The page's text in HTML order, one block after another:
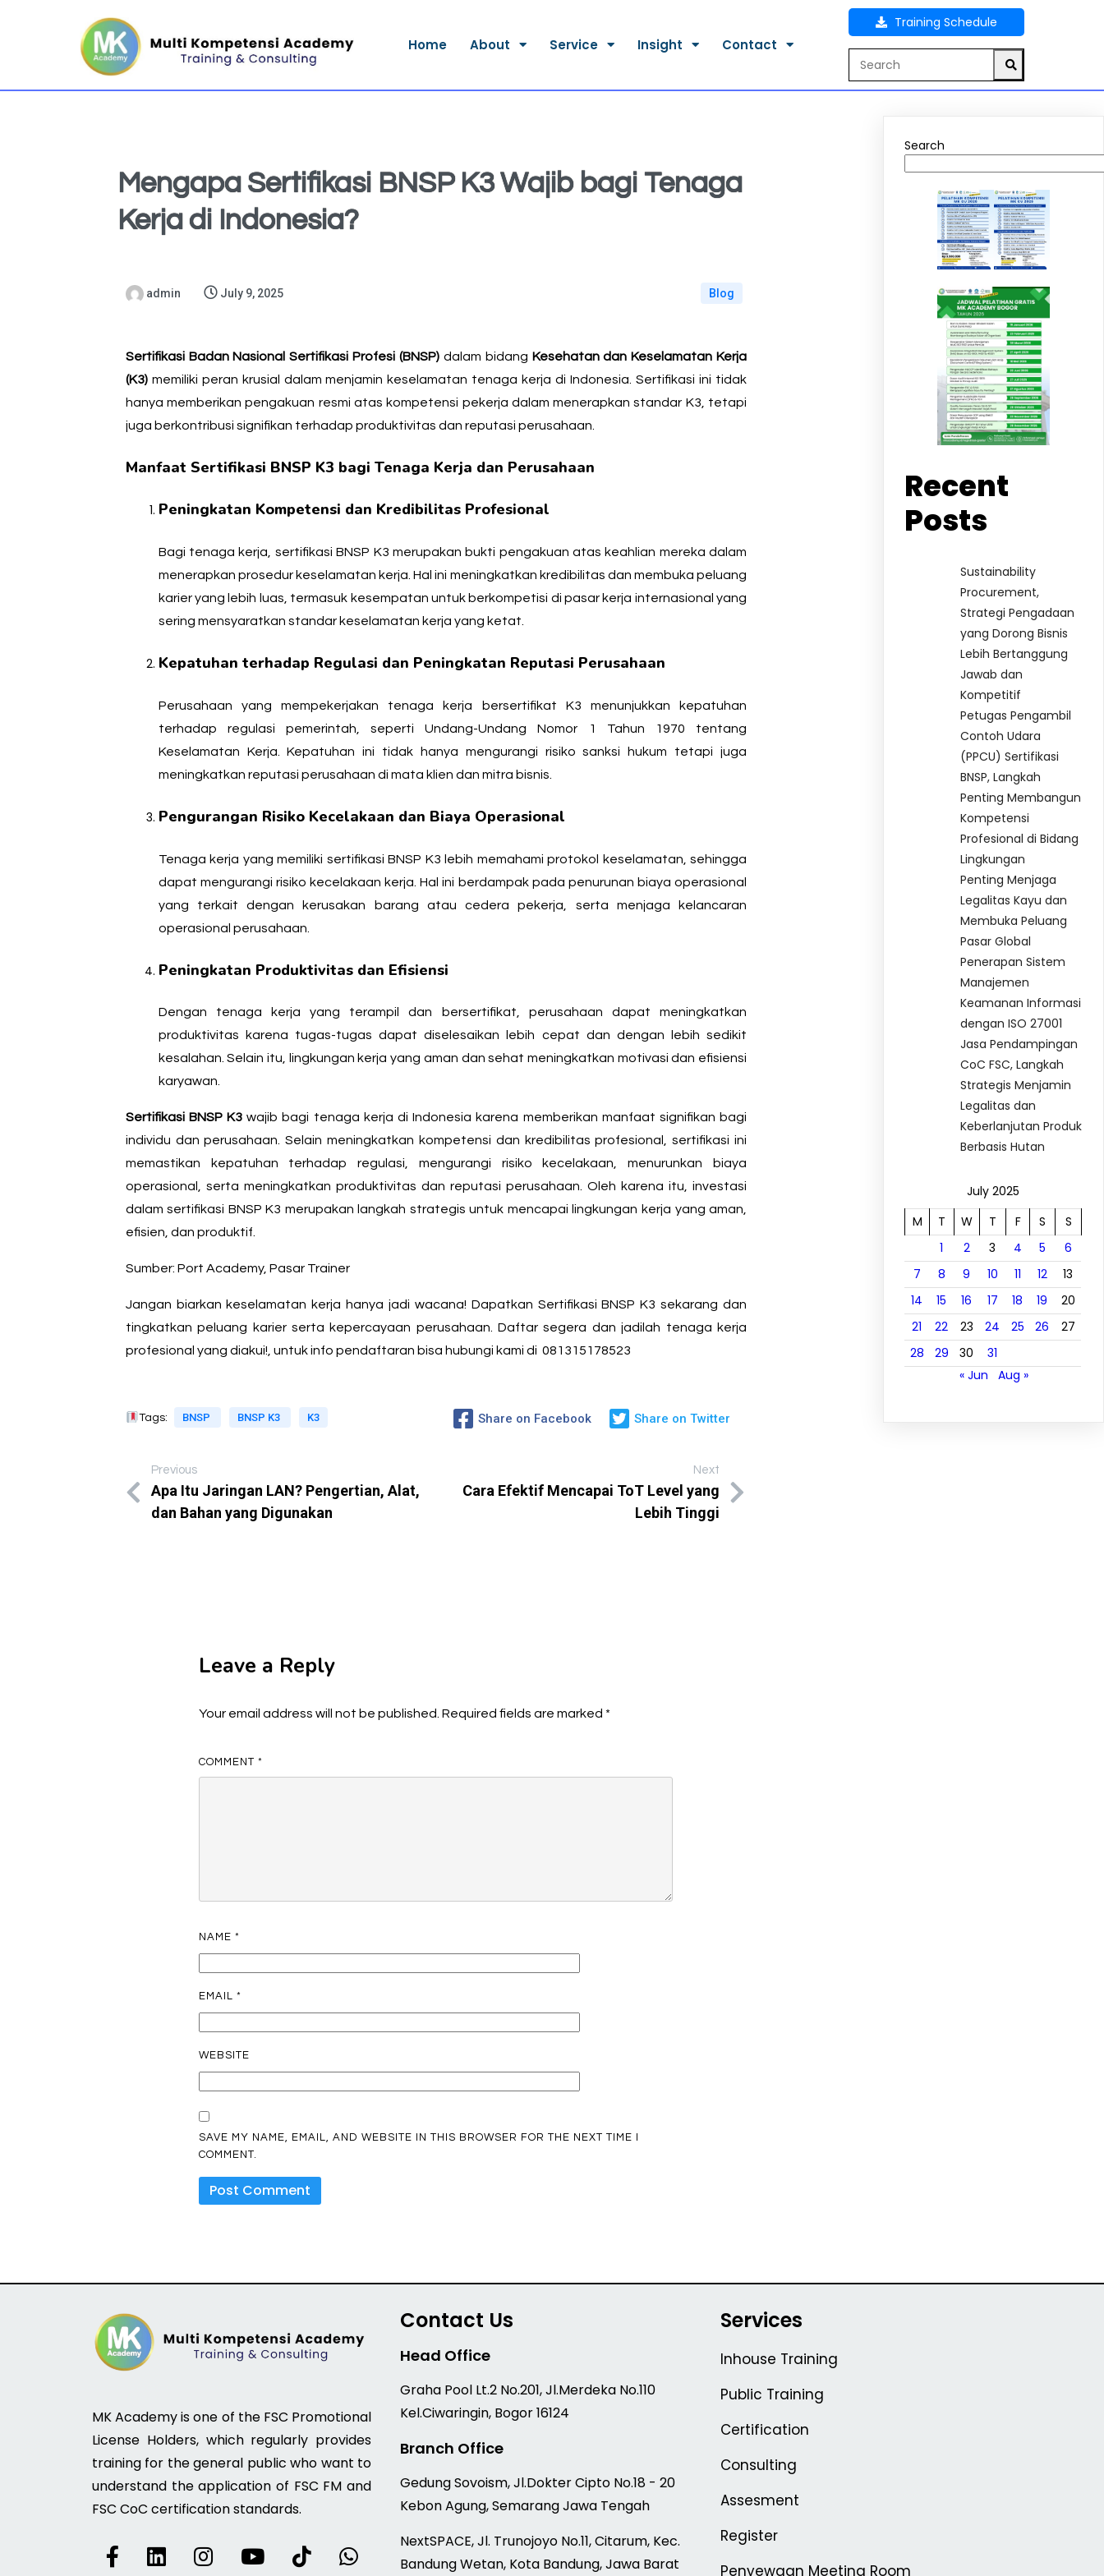
Home About Service Insight Contact
Training Schedule
Mengapa Sertifikasi BNSP K3 Wajib bagi Tenaga
Kerja di Indonesia?
admin July 9, 2025 Blog
Sertifikasi Badan Nasional Sertifikasi Profesi (BNSP)dalam bidang Kesehatan dan Keselamatan Kerja
(K3)memiliki peran krusial dalam menjamin keselamatan tenaga kerja di Indonesia. Sertifikasi ini tidak
hanya memberikan pengakuan resmi atas kompetensi pekerja dalam menerapkan standar K3, tetapi
juga berkontribusi signifikan terhadap produktivitas dan reputasi perusahaan.
Manfaat Sertifikasi BNSP K3 bagi Tenaga Kerja dan Perusahaan
Peningkatan Kompetensi dan Kredibilitas Profesional
Bagi tenaga kerja, sertifikasi BNSP K3 merupakan bukti pengakuan atas keahlian mereka dalam
menerapkan prosedur keselamatan kerja. Hal ini meningkatkan kredibilitas dan membuka peluang
karier yang lebih luas, termasuk kesempatan untuk berkompetisi di pasar kerja internasional yang
sering mensyaratkan standar keselamatan kerja yang ketat.
Kepatuhan terhadap Regulasi dan Peningkatan Reputasi Perusahaan
Perusahaan yang mempekerjakan tenaga kerja bersertifikat K3 menunjukkan kepatuhan
terhadap regulasi pemerintah, seperti Undang-Undang Nomor 1 Tahun 1970 tentang
Keselamatan Kerja. Kepatuhan ini tidak hanya mengurangi risiko sanksi hukum tetapi juga
meningkatkan reputasi perusahaan di mata klien dan mitra bisnis.
Pengurangan Risiko Kecelakaan dan Biaya Operasional
Tenaga kerja yang memiliki sertifikasi BNSP K3 lebih memahami protokol keselamatan, sehingga
dapat mengurangi risiko kecelakaan kerja. Hal ini berdampak pada penurunan biaya operasional
yang terkait dengan kerusakan barang atau cedera pekerja, serta menjaga kelancaran
operasional perusahaan.
Peningkatan Produktivitas dan Efisiensi
Dengan tenaga kerja yang terampil dan bersertifikat, perusahaan dapat meningkatkan
produktivitas karena tugas-tugas dapat diselesaikan lebih cepat dan dengan lebih sedikit
kesalahan. Selain itu, lingkungan kerja yang aman dan sehat meningkatkan motivasi dan efisiensi
karyawan.
Sertifikasi BNSP K3 wajib bagi tenaga kerja di Indonesia karena memberikan manfaat signifikan bagi
individu dan perusahaan. Selain meningkatkan kompetensi dan kredibilitas profesional, sertifikasi ini
memastikan kepatuhan terhadap regulasi, mengurangi risiko kecelakaan, menurunkan biaya
operasional, serta meningkatkan produktivitas dan reputasi perusahaan. Oleh karena itu, investasi
dalam sertifikasi BNSP K3 merupakan langkah strategis untuk mencapai lingkungan kerja yang aman,
efisien, dan produktif.
Sumber: Port Academy, Pasar Trainer
Jangan biarkan keselamatan kerja hanya jadi wacana! Dapatkan Sertifikasi BNSP K3 sekarang dan
tingkatkan peluang karier serta kepercayaan perusahaan. Daftar segera dan jadilah tenaga kerja
profesional yang diakui!, untuk info pendaftaran bisa hubungi kami di 081315178523
Tags: BNSP BNSP K3 K3 Share on Facebook Share on Twitter
Previous
Apa Itu Jaringan LAN? Pengertian, Alat,
dan Bahan yang Digunakan
Next
Cara Efektif Mencapai ToT Level yang
Lebih Tinggi
Leave a Reply
Your email address will not be published. Required fields are marked *
COMMENT*
NAME*
EMAIL*
WEBSITE
SAVE MY NAME, EMAIL, AND WEBSITE IN THIS BROWSER FOR THE NEXT TIME I
COMMENT.
Search
Recent
Posts
Sustainability
Procurement,
Strategi Pengadaan
yang Dorong Bisnis
Lebih Bertanggung
Jawab dan
Kompetitif
Petugas Pengambil
Contoh Udara
(PPCU) Sertifikasi
BNSP, Langkah
Penting Membangun
Kompetensi
Profesional di Bidang
Lingkungan
Penting Menjaga
Legalitas Kayu dan
Membuka Peluang
Pasar Global
Penerapan Sistem
Manajemen
Keamanan Informasi
dengan ISO 27001
Jasa Pendampingan
CoC FSC, Langkah
Strategis Menjamin
Legalitas dan
Keberlanjutan Produk
Berbasis Hutan
July 2025
M
T W T F S
S
1
2 3 4 5
6
7
8 9 10 11 12
13
14
15 16 17 18 19
20
21
22 23 24 25 26
27
28
29 30
31
« Jun
Aug »
MK Academy is one of the FSC Promotional
License Holders, which regularly provides
training for the general public who want to
understand the application of FSC FM and
FSC CoC certification standards.
Contact Us
Head Office
Graha Pool Lt.2 No.201, Jl.Merdeka No.110
Kel.Ciwaringin, Bogor 16124
Branch Office
Gedung Sovoism, Jl.Dokter Cipto No.18 - 20
Kebon Agung, Semarang Jawa Tengah
NextSPACE, Jl. Trunojoyo No.11, Citarum, Kec.
Bandung Wetan, Kota Bandung, Jawa Barat
Services
Inhouse Training
Public Training
Certification
Consulting
Assesment
Register
Penyewaan Meeting Room